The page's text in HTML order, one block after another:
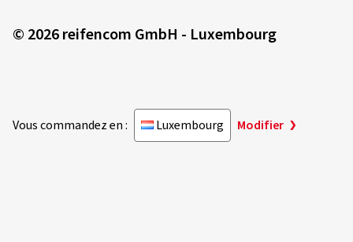
© 2026 reifencom GmbH - Luxembourg
Vous commandez en : Luxembourg Modifier